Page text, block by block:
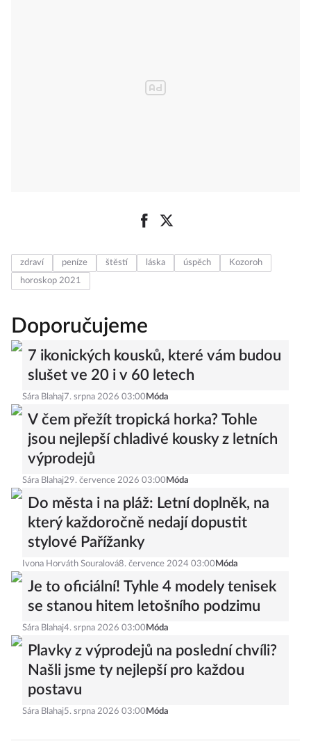
zdraví peníze štěstí láska úspěch
Kozoroh
horoskop 2021
Doporučujeme
7 ikonických kousků, které vám budou
slušet ve 20 i v 60 letech
Sára Blahaj 7. srpna 2026 03:00 Móda
V čem přežít tropická horka? Tohle
jsou nejlepší chladivé kousky z letních
výprodejů
Sára Blahaj29. července 2026 03:00 Móda
Do města i na pláž: Letní doplněk, na
který každoročně nedají dopustit
stylové Pařížanky
Ivona Horváth Souralová8. července 2024 03:00 Móda
Je to oficiální! Tyhle 4 modely tenisek
se stanou hitem letošního podzimu
Sára Blahaj4. srpna 2026 03:00 Móda
Plavky z výprodejů na poslední chvíli?
Našli jsme ty nejlepší pro každou
postavu
Sára Blahaj5. srpna 2026 03:00 Móda